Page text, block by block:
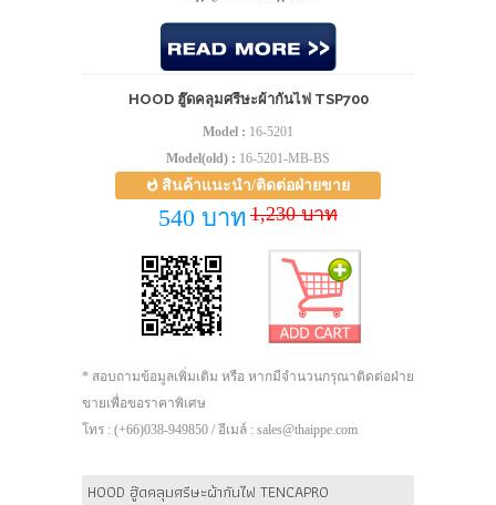
HOOD ฮู๊ดคลุมศรีษะผ้ากันไฟ TSP700
Model : 16-5201
Model(old) : 16-5201-MB-BS
สินค้าแนะนำ/ติดต่อฝ่ายขาย
540 บาท 1,230 บาท
* สอบถามข้อมูลเพิ่มเติม หรือ หากมีจำนวนกรุณาติดต่อฝ่าย
ขายเพื่อขอราคาพิเศษ
โทร : (+66)038-949850 / อีเมล์ : sales@thaippe.com
HOOD ฮู๊ดคลุมศรีษะผ้ากันไฟ TENCAPRO